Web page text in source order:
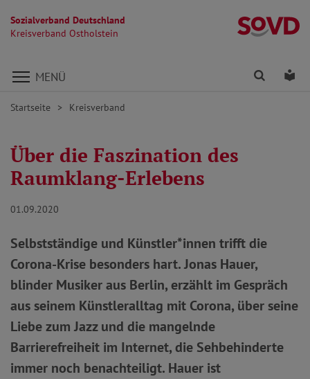
Sozialverband Deutschland
Kreisverband Ostholstein
Direkt zu den Inhalten springen
MENÜ Finden
Startseite Kreisverband
Über die Faszination des
Raumklang-Erlebens
01.09.2020
Selbstständige und Künstler*innen trifft die
Corona-Krise besonders hart. Jonas Hauer,
blinder Musiker aus Berlin, erzählt im Gespräch
aus seinem Künstleralltag mit Corona, über seine
Liebe zum Jazz und die mangelnde
Barrierefreiheit im Internet, die Sehbehinderte
immer noch benachteiligt. Hauer ist